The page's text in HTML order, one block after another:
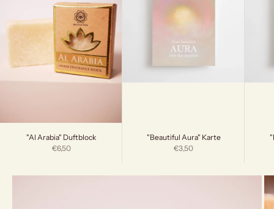
"Al Arabia" Duftblock
Angebot
€6,50
"Beautiful Aura" Karte
Angebot
€3,50